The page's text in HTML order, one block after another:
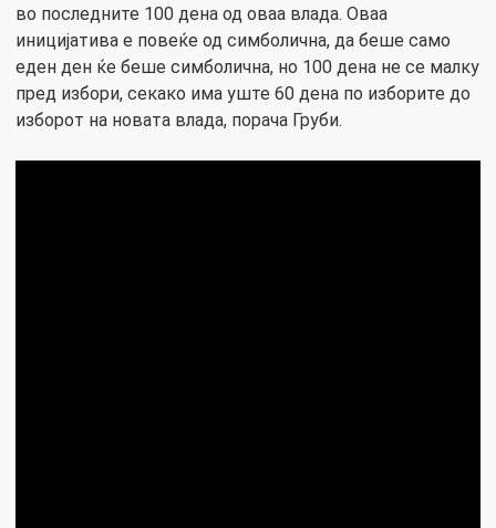
во последните 100 дена од оваа влада. Оваа
иницијатива е повеќе од симболична, да беше само
еден ден ќе беше симболична, но 100 дена не се малку
пред избори, секако има уште 60 дена по изборите до
изборот на новата влада, порача Груби.